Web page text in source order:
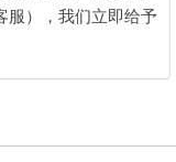
服），我们立即给予